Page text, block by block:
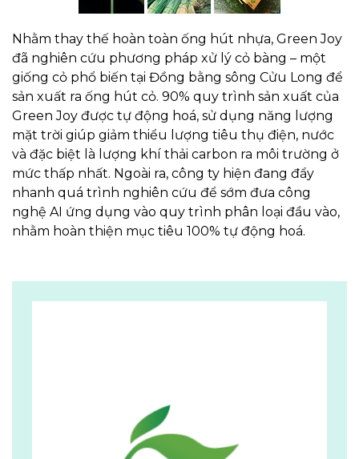
Nhằm thay thế hoàn toàn ống hút nhựa, Green Joy
đã nghiên cứu phương pháp xử lý cỏ bàng – một
giống cỏ phổ biến tại Đồng bằng sông Cửu Long để
sản xuất ra ống hút cỏ. 90% quy trình sản xuất của
Green Joy được tự động hoá, sử dụng năng lượng
mặt trời giúp giảm thiểu lượng tiêu thụ điện, nước
và đặc biệt là lượng khí thải carbon ra môi trường ở
mức thấp nhất. Ngoài ra, công ty hiện đang đẩy
nhanh quá trình nghiên cứu để sớm đưa công
nghệ AI ứng dụng vào quy trình phân loại đầu vào,
nhằm hoàn thiện mục tiêu 100% tự động hoá.